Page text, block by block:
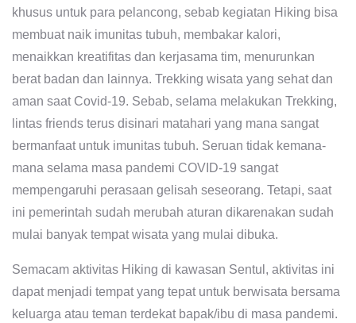
khusus untuk para pelancong, sebab kegiatan Hiking bisa
membuat naik imunitas tubuh, membakar kalori,
menaikkan kreatifitas dan kerjasama tim, menurunkan
berat badan dan lainnya. Trekking wisata yang sehat dan
aman saat Covid-19. Sebab, selama melakukan Trekking,
lintas friends terus disinari matahari yang mana sangat
bermanfaat untuk imunitas tubuh. Seruan tidak kemana-
mana selama masa pandemi COVID-19 sangat
mempengaruhi perasaan gelisah seseorang. Tetapi, saat
ini pemerintah sudah merubah aturan dikarenakan sudah
mulai banyak tempat wisata yang mulai dibuka.
Semacam aktivitas Hiking di kawasan Sentul, aktivitas ini
dapat menjadi tempat yang tepat untuk berwisata bersama
keluarga atau teman terdekat bapak/ibu di masa pandemi.